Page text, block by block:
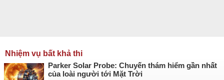
Nhiệm vụ bất khả thi
Parker Solar Probe: Chuyến thám hiểm gần nhất
của loài người tới Mặt Trời